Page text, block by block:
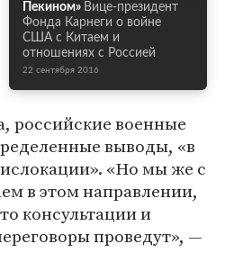
Пекином» Вице-президент
Фонда Карнеги о войне
США с Китаем и
отношениях с Россией
22 сентября 2016
военные
выводы, «в
«Но мы же с
в этом направлении,
консультации и
проведут», —